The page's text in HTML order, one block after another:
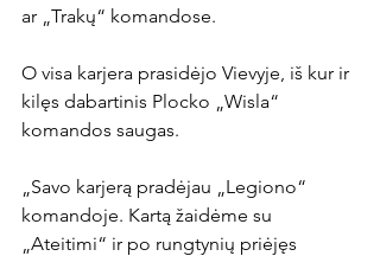
ar „Trakų“ komandose.
O visa karjera prasidėjo Vievyje, iš kur ir
kilęs dabartinis Plocko „Wisla“
komandos saugas.
„Savo karjerą pradėjau „Legiono“
komandoje. Kartą žaidėme su
„Ateitimi“ ir po rungtynių priėjęs